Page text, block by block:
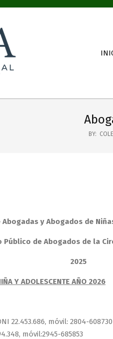
BY:
y Abogados de
Público de Abogados de la
2025
Y ADOLESCENTE AÑO 2026
22.453.686, móvil: 2804-608730
móvil:2945-685853